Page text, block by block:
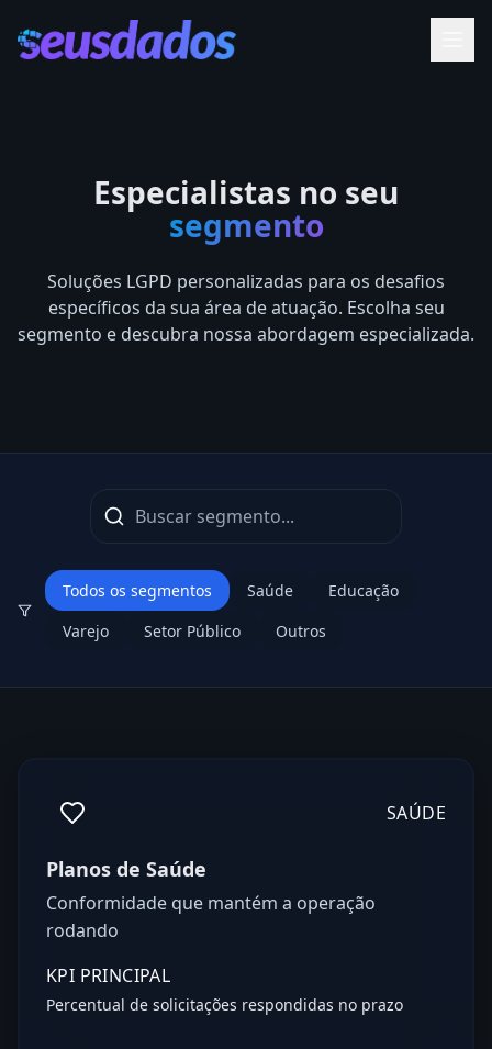
Especialistas no seu
segmento
Soluções LGPD personalizadas para os desafios
específicos da sua área de atuação. Escolha seu
segmento e descubra nossa abordagem especializada.
Todos os segmentos Saúde
Educação
Varejo
Setor Público Outros
SAÚDE
Planos de Saúde
Conformidade que mantém a operação
rodando
KPI PRINCIPAL
Percentual de solicitações respondidas no prazo